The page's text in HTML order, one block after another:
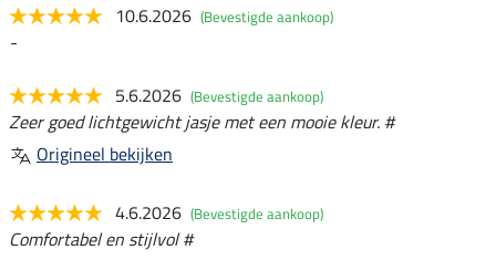
10.6.2026 (Bevestigde aankoop)
-
5.6.2026 (Bevestigde aankoop)
Zeer goed lichtgewicht jasje met een mooie kleur. #
Origineel bekijken
4.6.2026 (Bevestigde aankoop)
Comfortabel en stijlvol #